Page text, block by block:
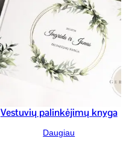
Vestuvių palinkėjimų knyga
Daugiau